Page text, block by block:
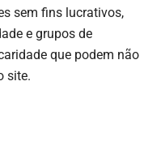
sem fins lucrativos,
e grupos de
que podem não
site.